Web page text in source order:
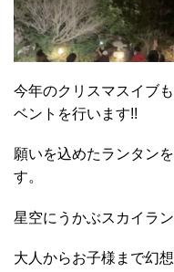
今年のクリスマスイブ
ベントを行います!!
願いを込めたランタンを
す。
星空にうかぶスカイラ
大人からお子様まで幻